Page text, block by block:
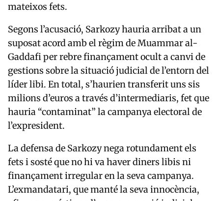
mateixos fets.
Segons l’acusació, Sarkozy hauria arribat a un
suposat acord amb el règim de Muammar al-
Gaddafi per rebre finançament ocult a canvi de
gestions sobre la situació judicial de l’entorn del
líder libi. En total, s’haurien transferit uns sis
milions d’euros a través d’intermediaris, fet que
hauria “contaminat” la campanya electoral de
l’expresident.
La defensa de Sarkozy nega rotundament els
fets i sosté que no hi va haver diners libis ni
finançament irregular en la seva campanya.
L’exmandatari, que manté la seva innocència,